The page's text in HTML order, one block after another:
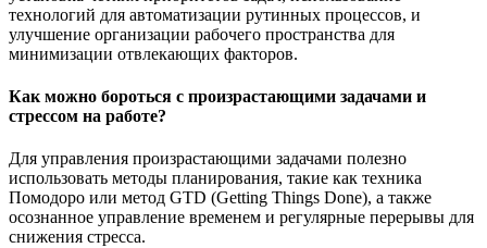
технологий для автоматизации рутинных процессов, и
улучшение организации рабочего пространства для
минимизации отвлекающих факторов.
Как можно бороться с произрастающими задачами и
стрессом на работе?
Для управления произрастающими задачами полезно
использовать методы планирования, такие как техника
Помодоро или метод GTD (Getting Things Done), а также
осознанное управление временем и регулярные перерывы для
снижения стресса.